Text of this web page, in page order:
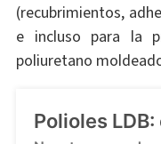
(recubrimientos,
e incluso para la
poliuretano
Polioles